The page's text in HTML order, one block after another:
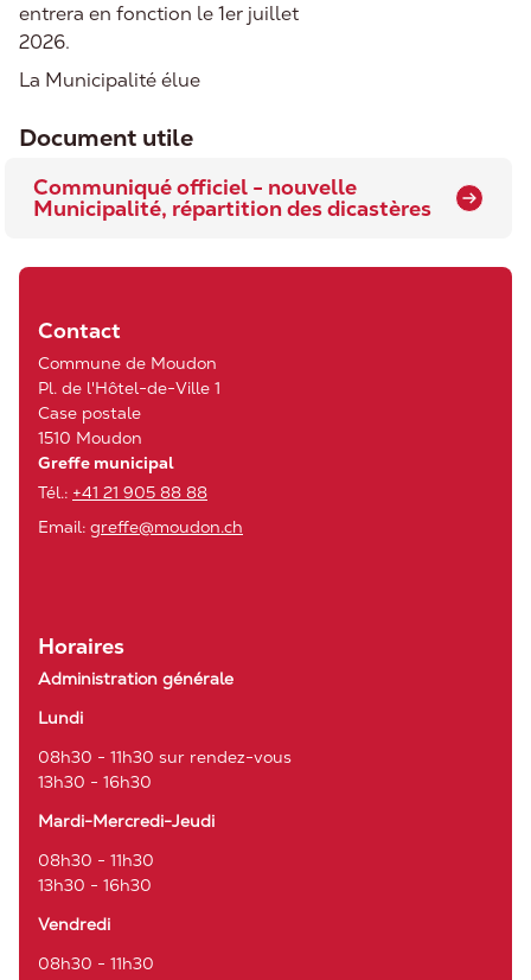
entrera en fonction le 1er juillet
2026.
La Municipalité élue
Document utile
Communiqué officiel - nouvelle
Municipalité, répartition des dicastères
Contact
Commune de Moudon
Pl. de l'Hôtel-de-Ville 1
Case postale
1510 Moudon
Greffe municipal
Tél.: +41 21 905 88 88
Email: greffe@moudon.ch
Horaires
Administration générale
Lundi
08h30 - 11h30 sur rendez-vous
13h30 - 16h30
Mardi-Mercredi-Jeudi
08h30 - 11h30
13h30 - 16h30
Vendredi
08h30 - 11h30